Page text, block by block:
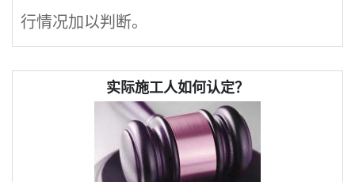
行情况加以判断。
实际施工人如何认定？